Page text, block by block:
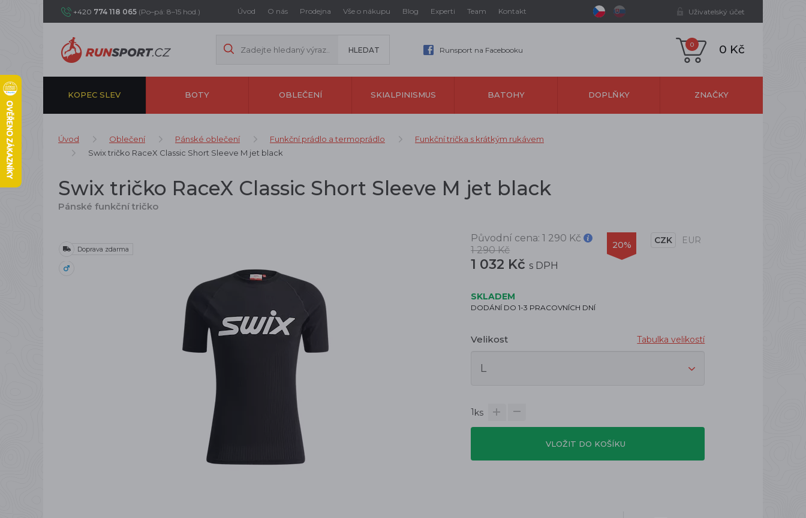
+420 774 118 065 (Po–pá: 8–15 hod.) Úvod O nás Prodejna Vše o nákupu Blog Experti Team Kontakt Uživatelský účet
Runsport na Facebooku
0 0 Kč
KOPEC SLEV BOTY OBLEČENÍ SKIALPINISMUS BATOHY DOPLŇKY ZNAČKY
Úvod Oblečení Pánské oblečení Funkční prádlo a termoprádlo
Funkční trička s krátkým rukávem
Swix tričko RaceX Classic Short Sleeve M jet black
Swix tričko RaceX Classic Short Sleeve M jet black
Pánské funkční tričko
Doprava zdarma
Původní cena:1 290 Kč
1 290 Kč
1 032 Kč s DPH
20% CZK EUR
SKLADEM
DODÁNÍ DO 1-3 PRACOVNÍCH DNÍ
Velikost Tabulka velikostí
1ks
VLOŽIT DO KOŠÍKU